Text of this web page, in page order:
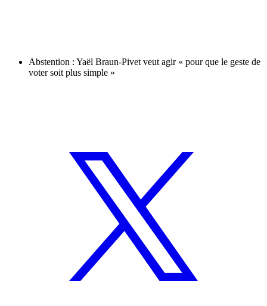
Abstention : Yaël Braun-Pivet veut agir « pour que le geste de
voter soit plus simple »